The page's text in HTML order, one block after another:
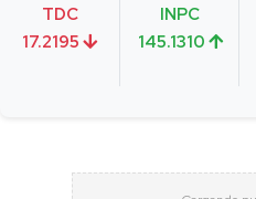
TDC
17.2195
INPC
145.1310